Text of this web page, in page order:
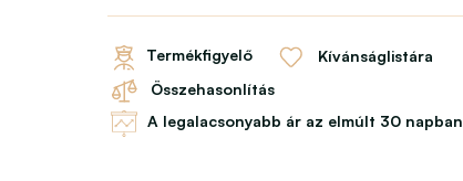
Termékfigyelő
Kívánságlistára
Összehasonlítás
A legalacsonyabb ár az elmúlt 30 napban